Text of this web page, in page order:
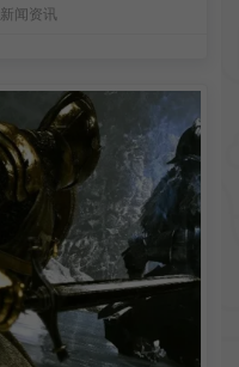
新闻资讯